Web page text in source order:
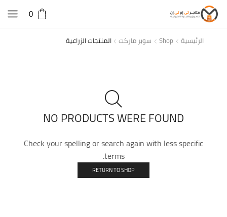
0
الرئيسية Shop سوبر ماركت المنتجات الزراعية
NO PRODUCTS WERE FOUND
Check your spelling or search again with less specific
terms.
RETURN TO SHOP